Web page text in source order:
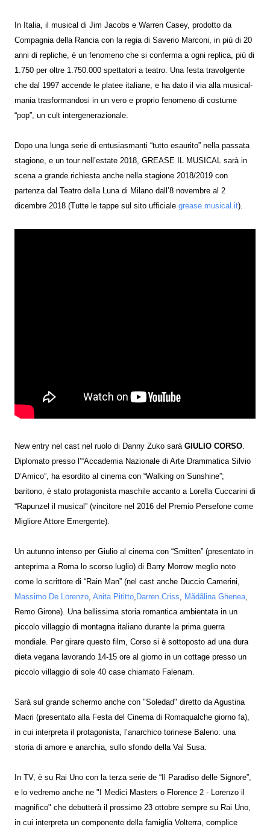
In Italia, il musical di Jim Jacobs e Warren Casey, prodotto da
Compagnia della Rancia con la regia di Saverio Marconi, in più di 20
anni di repliche, è un fenomeno che si conferma a ogni replica, più di
1.750 per oltre 1.750.000 spettatori a teatro. Una festa travolgente
che dal 1997 accende le platee italiane, e ha dato il via alla musical-
mania trasformandosi in un vero e proprio fenomeno di costume
“pop”, un cult intergenerazionale.
Dopo una lunga serie di entusiasmanti “tutto esaurito” nella passata
stagione, e un tour nell’estate 2018, GREASE IL MUSICAL sarà in
scena a grande richiesta anche nella stagione 2018/2019 con
partenza dal Teatro della Luna di Milano dall’8 novembre al 2
dicembre 2018 (Tutte le tappe sul sito ufficiale grease.musical.it).
New entry nel cast nel ruolo di Danny Zuko sarà GIULIO CORSO.
Diplomato presso l’“Accademia Nazionale di Arte Drammatica Silvio
D’Amico”, ha esordito al cinema con “Walking on Sunshine”;
baritono, è stato protagonista maschile accanto a Lorella Cuccarini di
“Rapunzel il musical” (vincitore nel 2016 del Premio Persefone come
Migliore Attore Emergente).
Un autunno intenso per Giulio al cinema con “Smitten” (presentato in
anteprima a Roma lo scorso luglio) di Barry Morrow meglio noto
come lo scrittore di “Rain Man” (nel cast anche Duccio Camerini,
Massimo De Lorenzo, Anita Pititto, Darren Criss, Mãdãlina Ghenea,
Remo Girone). Una bellissima storia romantica ambientata in un
piccolo villaggio di montagna italiano durante la prima guerra
mondiale. Per girare questo film, Corso si è sottoposto ad una dura
dieta vegana lavorando 14-15 ore al giorno in un cottage presso un
piccolo villaggio di sole 40 case chiamato Falenam.
Sarà sul grande schermo anche con "Soledad" diretto da Agustina
Macri (presentato alla Festa del Cinema di Romaqualche giorno fa),
in cui interpreta il protagonista, l’anarchico torinese Baleno: una
storia di amore e anarchia, sullo sfondo della Val Susa.
In TV, è su Rai Uno con la terza serie de “Il Paradiso delle Signore”,
e lo vedremo anche ne "I Medici Masters o Florence 2 - Lorenzo il
magnifico" che debutterà il prossimo 23 ottobre sempre su Rai Uno,
in cui interpreta un componente della famiglia Volterra, complice